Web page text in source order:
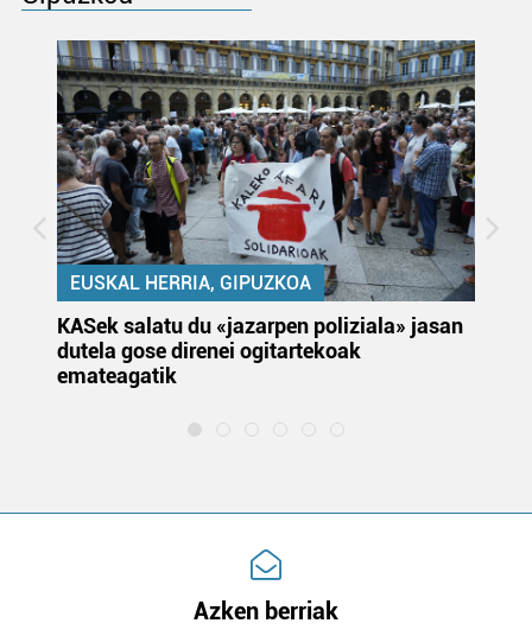
EUSKAL HERRIA, GIPUZKOA
KASek salatu du «jazarpen poliziala» jasan
dutela gose direnei ogitartekoak
emateagatik
Azken berriak